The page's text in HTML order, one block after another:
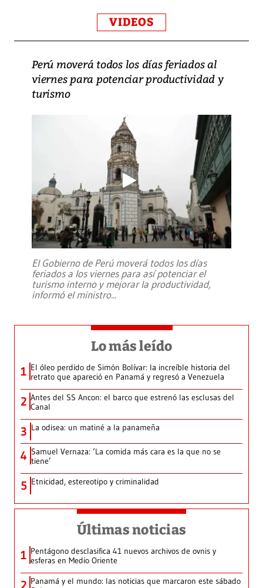
VIDEOS
Perú moverá todos los días feriados al
viernes para potenciar productividad y
turismo
El Gobierno de Perú moverá todos los días
feriados a los viernes para así potenciar el
turismo interno y mejorar la productividad,
informó el ministro...
Lo más leído
1 El óleo perdido de Simón Bolívar: la increíble historia del
retrato que apareció en Panamá y regresó a Venezuela
2 Antes del SS Ancon: el barco que estrenó las esclusas del
Canal
3 La odisea: un matiné a la panameña
4 Samuel Vernaza: ‘La comida más cara es la que no se
tiene’
5 Etnicidad, estereotipo y criminalidad
Últimas noticias
1 Pentágono desclasifica 41 nuevos archivos de ovnis y
esferas en Medio Oriente
2 Panamá y el mundo: las noticias que marcaron este sábado